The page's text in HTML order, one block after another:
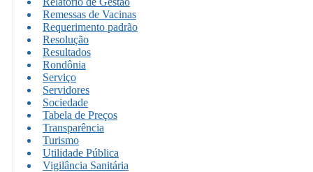
Remessas de Vacinas
Requerimento padrão
Resolução
Resultados
Rondônia
Serviço
Servidores
Sociedade
Tabela de Preços
Transparência
Turismo
Utilidade Pública
Vigilância Sanitária